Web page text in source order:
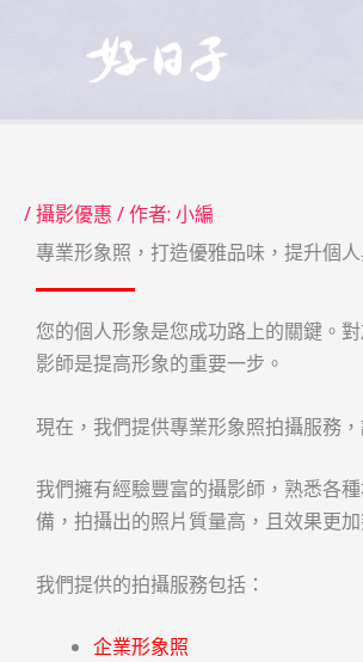
/攝影優惠 / 作者: 小編
專業形象照，打造優雅品味，提升個
您的個人形象是您成功路上的關鍵。
影師是提高形象的重要一步。
現在，我們提供專業形象照拍攝服務
我們擁有經驗豐富的攝影師，熟悉各
備，拍攝出的照片質量高，且效果更
我們提供的拍攝服務包括：
企業形象照